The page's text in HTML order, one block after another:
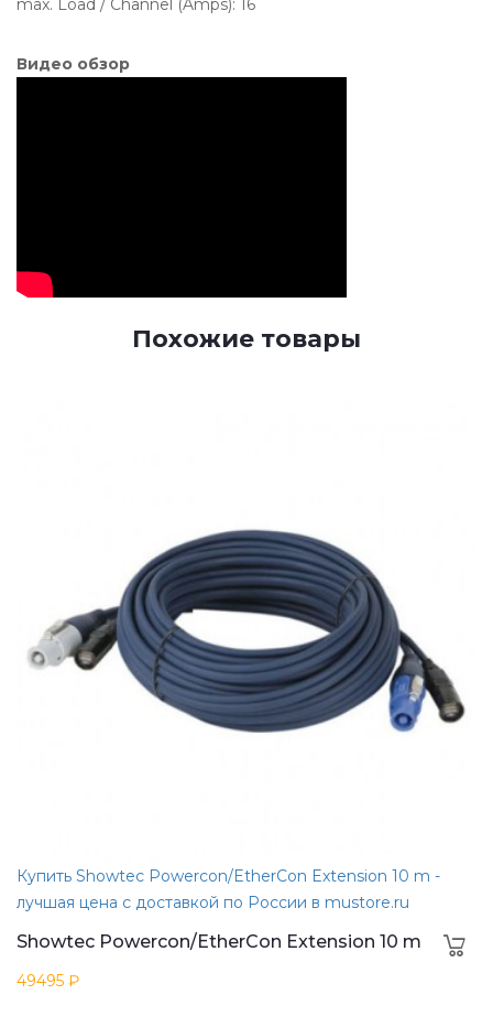
max. Load / Channel (Amps): 16
Видео обзор
Похожие товары
Купить Showtec Powercon/EtherCon Extension 10 m -
лучшая цена с доставкой по России в mustore.ru
Showtec Powercon/EtherCon Extension 10 m
49495 ₽